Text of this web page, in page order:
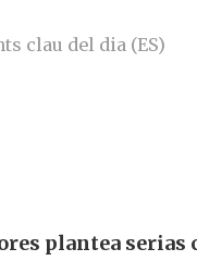
clau del dia (ES)
plantea serias